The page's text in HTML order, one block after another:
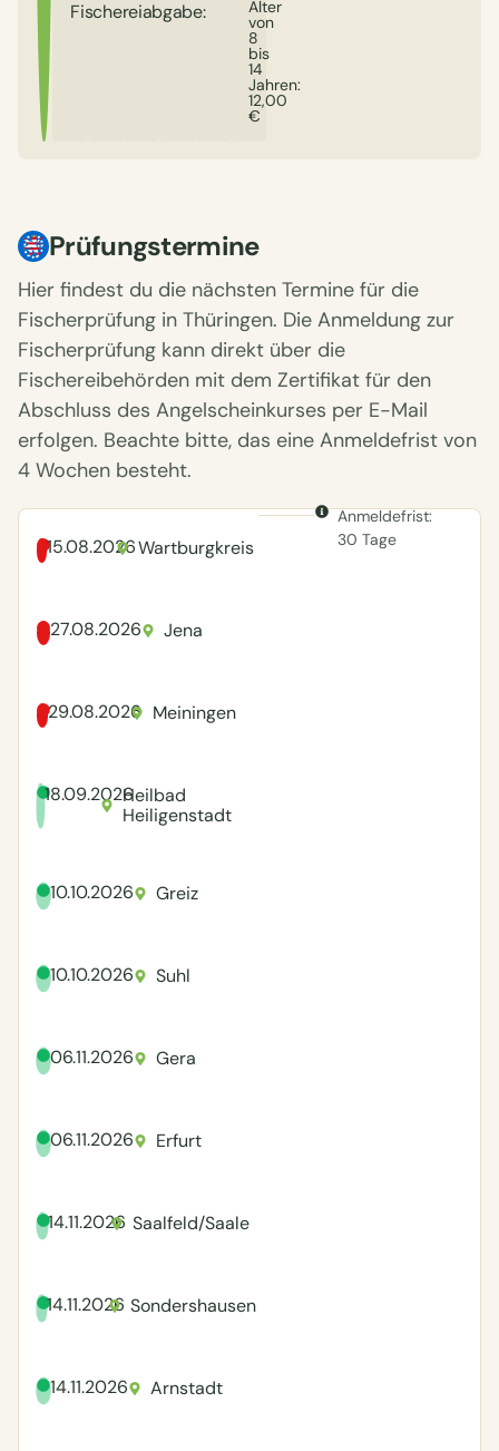
Fischereiabgabe:
Alter
von
8
bis
14
Jahren:
12,00
€
Prüfungstermine
Hier findest du die nächsten Termine für die
Fischerprüfung in Thüringen. Die Anmeldung zur
Fischerprüfung kann direkt über die
Fischereibehörden mit dem Zertifikat für den
Abschluss des Angelscheinkurses per E-Mail
erfolgen. Beachte bitte, das eine Anmeldefrist von
4 Wochen besteht.
15.08.2026Wartburgkreis
27.08.2026 Jena
29.08.2026 Meiningen
18.09.2026Heilbad
Heiligenstadt
10.10.2026 Greiz
10.10.2026 Suhl
06.11.2026 Gera
06.11.2026 Erfurt
14.11.2026 Saalfeld/Saale
14.11.2026 Sondershausen
14.11.2026 Arnstadt
Anmeldefrist:
30 Tage